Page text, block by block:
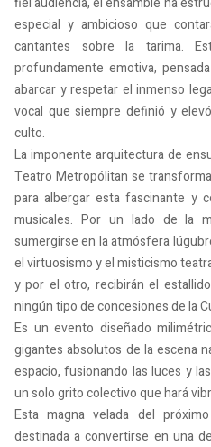
especial y ambicioso que
cantantes sobre la tarima.
profundamente emotiva,
abarcar y respetar el inmenso
vocal que siempre definió y
culto.
La imponente arquitectura de
Teatro Metropólitan se
para albergar esta fascinante y
musicales. Por un lado de la
sumergirse en la atmósfera
el virtuosismo y el misticismo
y por el otro, recibirán el
ningún tipo de concesiones de la
Es un evento diseñado
gigantes absolutos de la escena
espacio, fusionando las luces y
un solo grito colectivo que hará
Esta magna velada del
destinada a convertirse en una